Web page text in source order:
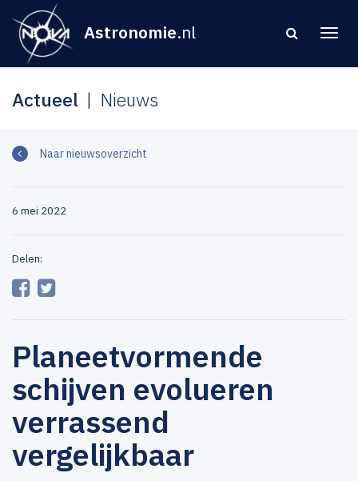
Astronomie.nl
Actueel Nieuws
Naar nieuwsoverzicht
6 mei 2022
Delen:
Planeetvormende
schijven evolueren
verrassend
vergelijkbaar